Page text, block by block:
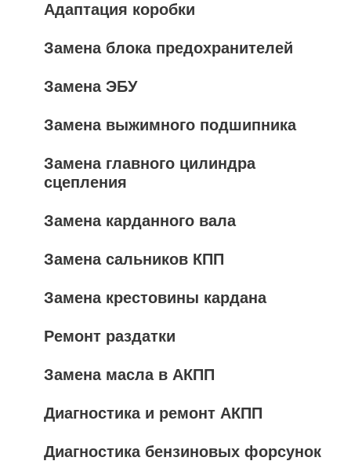
Адаптация коробки
Замена блока предохранителей
Замена ЭБУ
Замена выжимного подшипника
Замена главного цилиндра
сцепления
Замена карданного вала
Замена сальников КПП
Замена крестовины кардана
Ремонт раздатки
Замена масла в АКПП
Диагностика и ремонт АКПП
Диагностика бензиновых форсунок